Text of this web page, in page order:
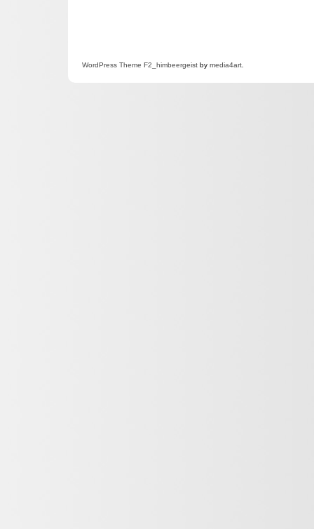
WordPress Theme F2 _himbeergeist by media4art